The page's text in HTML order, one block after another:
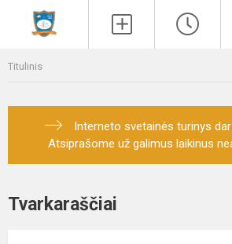
Titulinis
Interneto svetainės turinys
Atsiprašome už galimus laikinus
Tvarkaraščiai